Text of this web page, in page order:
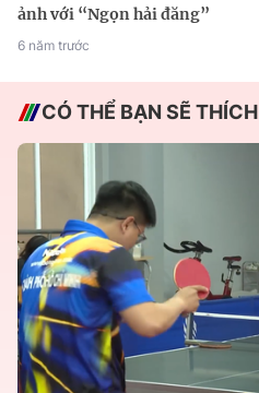
ảnh với “Ngọn hải đăng”
6 năm trước
CÓ THỂ BẠN SẼ THÍCH